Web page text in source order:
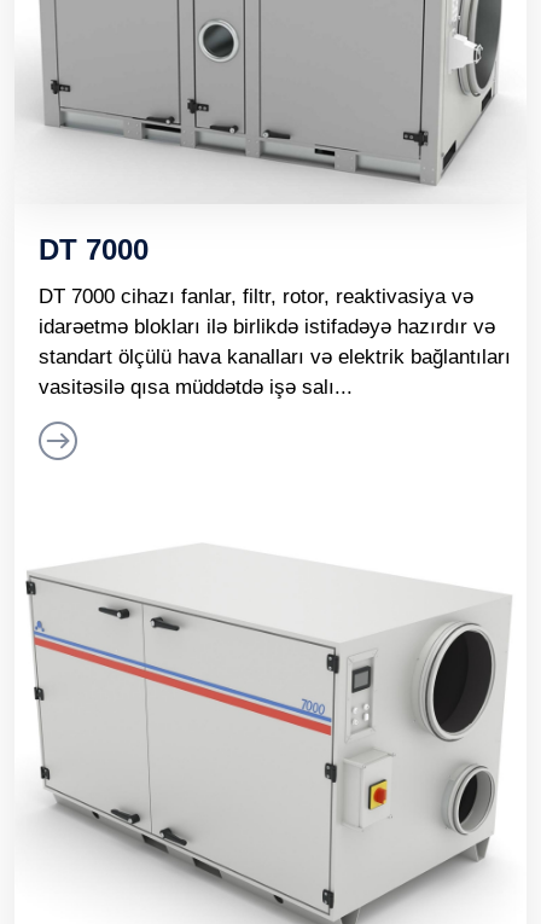
DT 7000
DT 7000 cihazı fanlar, filtr, rotor, reaktivasiya və
idarəetmə blokları ilə birlikdə istifadəyə hazırdır və
standart ölçülü hava kanalları və elektrik bağlantıları
vasitəsilə qısa müddətdə işə salı...